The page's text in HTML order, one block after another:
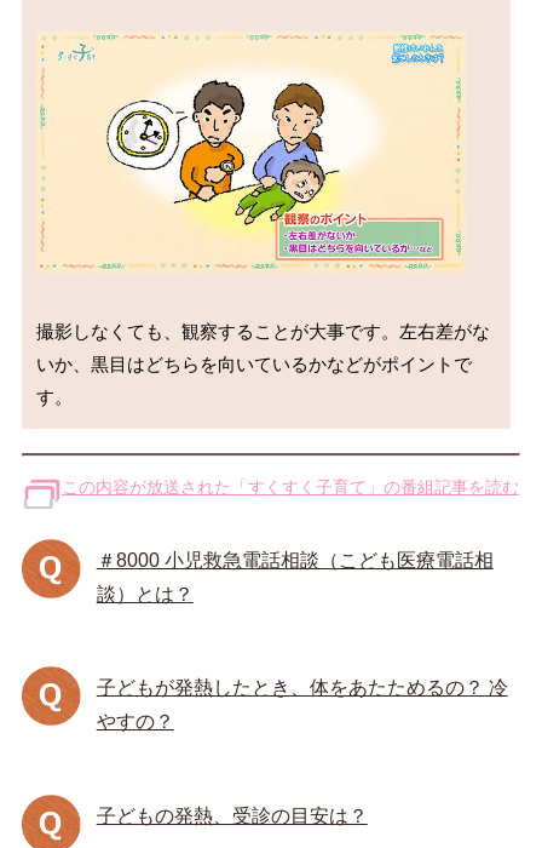
撮影しなくても、観察することが大事です。左右差がな
いか、黒目はどちらを向いているかなどがポイントで
この内容が放送された「すくすく子育て」の番組記事を読む
＃8000 小児救急電話相談（こども医療電話相
談）とは？
子どもが発熱したとき、体をあたためるの？ 冷
やすの？
子どもの発熱、受診の目安は？